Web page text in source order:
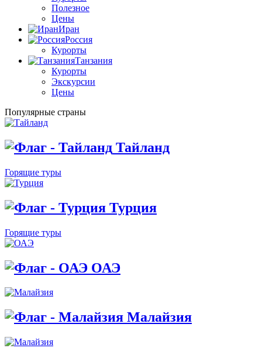
Полезное
Цены
Иран
Россия
Курорты
Танзания
Курорты
Экскурсии
Цены
Популярные страны
Тайланд
Горящие туры
Турция
Горящие туры
ОАЭ
Малайзия